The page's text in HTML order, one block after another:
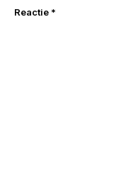
Reactie *